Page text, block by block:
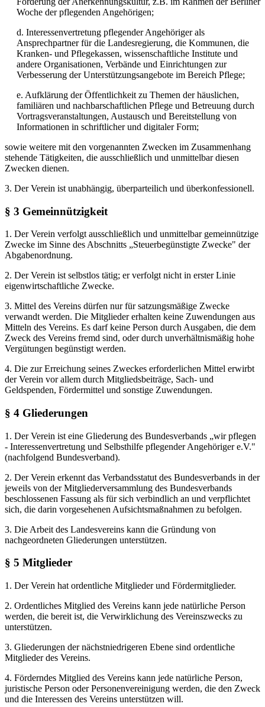
Woche der pflegenden Angehörigen;
d. Interessenvertretung pflegender Angehöriger als
Ansprechpartner für die Landesregierung, die Kommunen, die
Kranken- und Pflegekassen, wissenschaftliche Institute und
andere Organisationen, Verbände und Einrichtungen zur
Verbesserung der Unterstützungsangebote im Bereich Pflege;
e. Aufklärung der Öffentlichkeit zu Themen der häuslichen,
familiären und nachbarschaftlichen Pflege und Betreuung durch
Vortragsveranstaltungen, Austausch und Bereitstellung von
Informationen in schriftlicher und digitaler Form;
sowie weitere mit den vorgenannten Zwecken im Zusammenhang
stehende Tätigkeiten, die ausschließlich und unmittelbar diesen
Zwecken dienen.
3. Der Verein ist unabhängig, überparteilich und überkonfessionell.
§ 3 Gemeinnützigkeit
1. Der Verein verfolgt ausschließlich und unmittelbar gemeinnützige
Zwecke im Sinne des Abschnitts „Steuerbegünstigte Zwecke" der
Abgabenordnung.
2. Der Verein ist selbstlos tätig; er verfolgt nicht in erster Linie
eigenwirtschaftliche Zwecke.
3. Mittel des Vereins dürfen nur für satzungsmäßige Zwecke
verwandt werden. Die Mitglieder erhalten keine Zuwendungen aus
Mitteln des Vereins. Es darf keine Person durch Ausgaben, die dem
Zweck des Vereins fremd sind, oder durch unverhältnismäßig hohe
Vergütungen begünstigt werden.
4. Die zur Erreichung seines Zweckes erforderlichen Mittel erwirbt
der Verein vor allem durch Mitgliedsbeiträge, Sach- und
Geldspenden, Fördermittel und sonstige Zuwendungen.
§ 4 Gliederungen
1. Der Verein ist eine Gliederung des Bundesverbands „wir pflegen
- Interessenvertretung und Selbsthilfe pflegender Angehöriger e.V."
(nachfolgend Bundesverband).
2. Der Verein erkennt das Verbandsstatut des Bundesverbands in der
jeweils von der Mitgliederversammlung des Bundesverbands
beschlossenen Fassung als für sich verbindlich an und verpflichtet
sich, die darin vorgesehenen Aufsichtsmaßnahmen zu befolgen.
3. Die Arbeit des Landesvereins kann die Gründung von
nachgeordneten Gliederungen unterstützen.
§ 5 Mitglieder
1. Der Verein hat ordentliche Mitglieder und Fördermitglieder.
2. Ordentliches Mitglied des Vereins kann jede natürliche Person
werden, die bereit ist, die Verwirklichung des Vereinszwecks zu
unterstützen.
3. Gliederungen der nächstniedrigeren Ebene sind ordentliche
Mitglieder des Vereins.
4. Förderndes Mitglied des Vereins kann jede natürliche Person,
juristische Person oder Personenvereinigung werden, die den Zweck
und die Interessen des Vereins unterstützen will.